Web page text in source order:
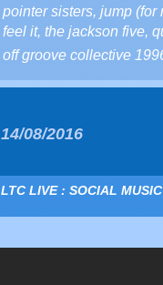
pointer sisters, jump (for
feel it, the jackson five,
off groove collective
14/08/2016
LTC LIVE : SOCIAL